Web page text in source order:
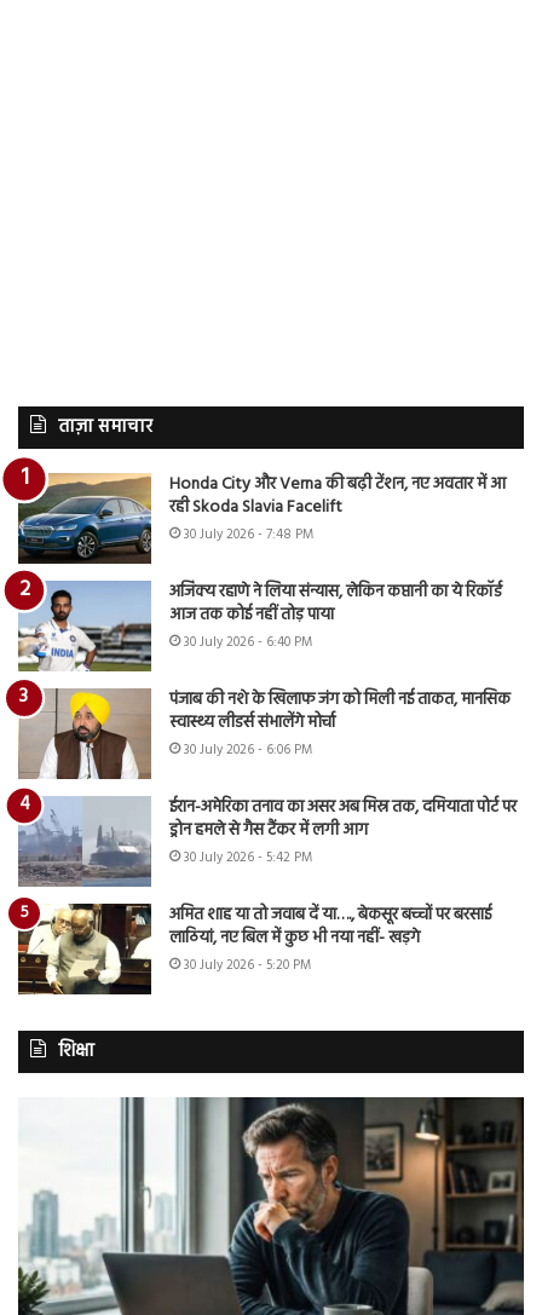
ताज़ा समाचार
Honda City और Verna की बढ़ी टेंशन, नए अवतार में आ
रही Skoda Slavia Facelift
30 July 2026 - 7:48 PM
अजिंक्य रहाणे ने लिया संन्यास, लेकिन कप्तानी का ये रिकॉर्ड
आज तक कोई नहीं तोड़ पाया
30 July 2026 - 6:40 PM
पंजाब की नशे के खिलाफ जंग को मिली नई ताकत, मानसिक
स्वास्थ्य लीडर्स संभालेंगे मोर्चा
30 July 2026 - 6:06 PM
ईरान-अमेरिका तनाव का असर अब मिस्र तक, दमियाता पोर्ट पर
ड्रोन हमले से गैस टैंकर में लगी आग
30 July 2026 - 5:42 PM
अमित शाह या तो जवाब दें या…., बेकसूर बच्चों पर बरसाई
लाठियां, नए बिल में कुछ भी नया नहीं- खड़गे
30 July 2026 - 5:20 PM
शिक्षा